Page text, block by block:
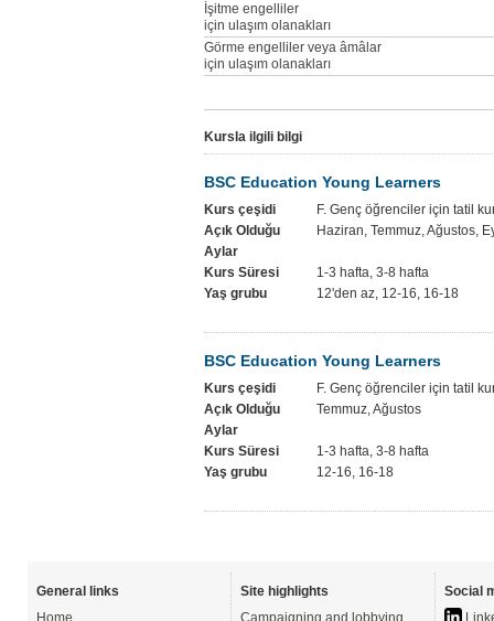
İşitme engelliler
için ulaşım olanakları
Görme engelliler veya âmâlar
için ulaşım olanakları
Kursla ilgili bilgi
BSC Education Young Learners
Kurs çeşidi
F. Genç öğrenciler için tatil
Açık Olduğu
Aylar
Haziran, Temmuz, Ağustos,
Kurs Süresi
1-3 hafta, 3-8 hafta
Yaş grubu
12'den az, 12-16, 16-18
BSC Education Young Learners
Kurs çeşidi
F. Genç öğrenciler için tatil
Açık Olduğu
Aylar
Temmuz, Ağustos
Kurs Süresi
1-3 hafta, 3-8 hafta
Yaş grubu
12-16, 16-18
General links
Home
Site highlights
Campaigning and lobbying
Social